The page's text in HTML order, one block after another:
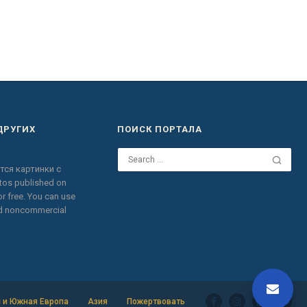
картинки с
published on
free.You can use
noncommercial
ПОИСК ПОРТАЛА
и Южная Европа Азия Пожертвовать